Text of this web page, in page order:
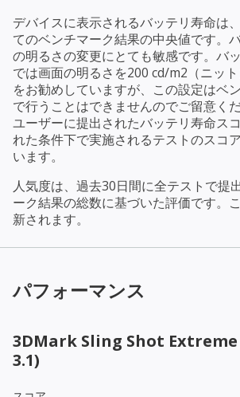
デバイスに表示されるバッテリ寿命は
てのベンチマーク結果の中央値です。
の明るさの変更にとても敏感です。バ
では画面の明るさを200 cd/m2（ニッ
をお勧めしていますが、この設定はベ
で行うことはできませんのでご留意く
ユーザーに提出されたバッテリ寿命ス
れた条件下で実施されるテストのスコ
います。
人気度は、過去30日間に全テストで提
ーク結果の総数に基づいた評価です。
新されます。
パフォーマンス
3DMark Sling Shot Extreme
3.1)